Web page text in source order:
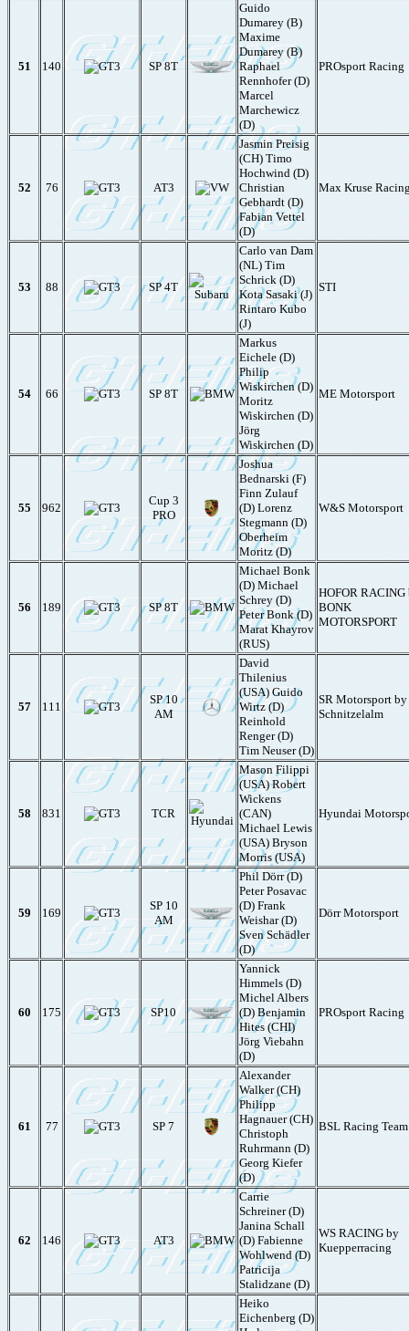
51 140 SP 8T
Guido
Dumarey (B)
Maxime
Dumarey (B)
Raphael
Rennhofer (D)
Marcel
Marchewicz
(D)
PROsport Racing
52 76 AT3
Jasmin Preisig
(CH) Timo
Hochwind (D)
Christian
Gebhardt (D)
Fabian Vettel
(D)
Max Kruse
53 88 SP 4T
Carlo van Dam
(NL) Tim
Schrick (D)
Kota Sasaki (J)
Rintaro Kubo
(J)
STI
54 66 SP 8T
Markus
Eichele (D)
Philip
Wiskirchen (D)
Moritz
Wiskirchen (D)
Jörg
Wiskirchen (D)
ME Motorsport
55 962
Cup 3
PRO
Joshua
Bednarski (F)
Finn Zulauf
(D) Lorenz
Stegmann (D)
Oberheim
Moritz (D)
W&S Motorsport
56 189 SP 8T
Michael Bonk
(D) Michael
Schrey (D)
Peter Bonk (D)
Marat Khayrov
(RUS)
HOFOR RACING
BONK
MOTORSPORT
57 111
SP 10
AM
David
Thilenius
(USA) Guido
Wirtz (D)
Reinhold
Renger (D)
Tim Neuser (D)
SR Motorsport by
Schnitzelalm
58 831 TCR
Mason Filippi
(USA) Robert
Wickens
(CAN)
Michael Lewis
(USA) Bryson
Morris (USA)
Hyundai
59 169
SP 10
AM
Phil Dörr (D)
Peter Posavac
(D) Frank
Weishar (D)
Sven Schädler
(D)
Dörr Motorsport
60 175 SP10
Yannick
Himmels (D)
Michel Albers
(D) Benjamin
Hites (CHI)
Jörg Viebahn
(D)
PROsport Racing
61 77 SP 7
Alexander
Walker (CH)
Philipp
Hagnauer (CH)
Christoph
Ruhrmann (D)
Georg Kiefer
(D)
BSL Racing Team
62 146 AT3
Carrie
Schreiner (D)
Janina Schall
(D) Fabienne
Wohlwend (D)
Patricija
Stalidzane (D)
WS RACING by
Kuepperracing
Heiko
Eichenberg (D)